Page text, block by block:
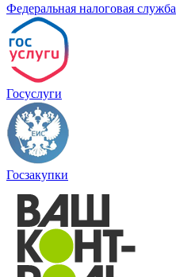
Федеральная налоговая служба
Госуслуги
Госзакупки